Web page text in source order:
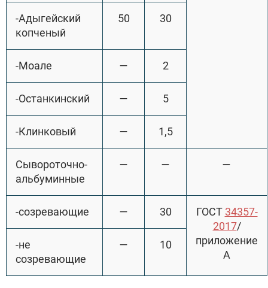
-Адыгейский
копченый
50 30
-Моале — 2
-Останкинский — 5
-Клинковый — 1,5
Сывороточно-
альбуминные
— — —
-созревающие — 30 ГОСТ 34357-
2017/
приложение
А
-не
созревающие
— 10